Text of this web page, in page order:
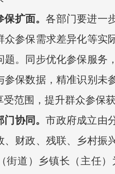
保扩面。各部门要进一
众参保需求差异化等实
题。同步优化参保服务
参保数据，精准识别未
范围，提升群众参保
门协同。市政府成立由
、财政、残联、乡村振
街道）乡镇长（主任